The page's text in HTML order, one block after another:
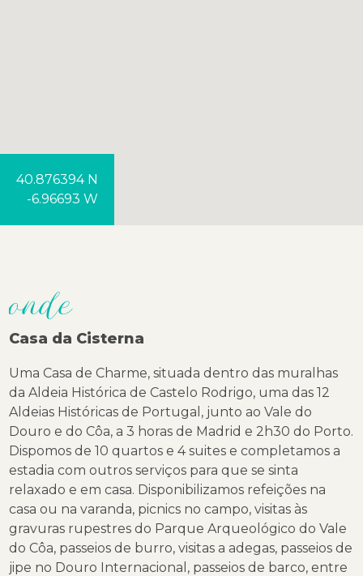
40.876394 N
-6.96693 W
onde
Casa da Cisterna
Uma Casa de Charme, situada dentro das muralhas
da Aldeia Histórica de Castelo Rodrigo, uma das 12
Aldeias Históricas de Portugal, junto ao Vale do
Douro e do Côa, a 3 horas de Madrid e 2h30 do Porto.
Dispomos de 10 quartos e 4 suites e completamos a
estadia com outros serviços para que se sinta
relaxado e em casa. Disponibilizamos refeições na
casa ou na varanda, picnics no campo, visitas às
gravuras rupestres do Parque Arqueológico do Vale
do Côa, passeios de burro, visitas a adegas, passeios de
jipe no Douro Internacional, passeios de barco, entre